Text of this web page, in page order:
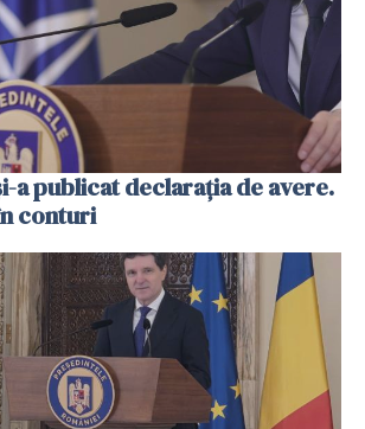
a publicat declaraţia de avere.
conturi